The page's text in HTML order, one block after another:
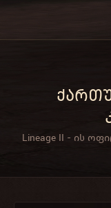
Lineage II - ის